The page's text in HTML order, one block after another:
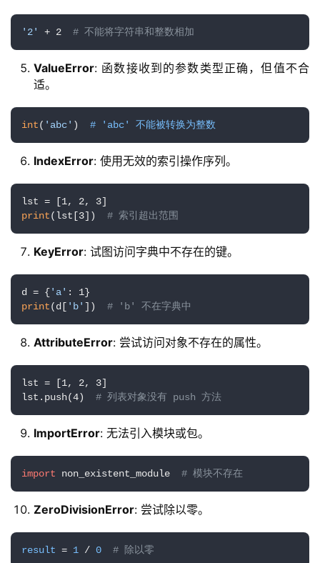
'2' + 2 # 不能将字符串和整数相加
ValueError: 函数接收到的参数类型正确，但值不合
适。
int( 'abc' ) # 'abc' 不能被转换为整数
IndexError: 使用无效的索引操作序列。
print(lst[3]) # 索引超出范围
KeyError: 试图访问字典中不存在的键。
d = {'a'
print(d[ 'b' ]) # 'b' 不在字典中
AttributeError: 尝试访问对象不存在的属性。
lst = [1, 2, 3]
lst.push(4) # 列表对象没有 push 方法
ImportError: 无法引入模块或包。
import non_existent_module # 模块不存在
ZeroDivisionError: 尝试除以零。
result = 1 / 0 # 除以零